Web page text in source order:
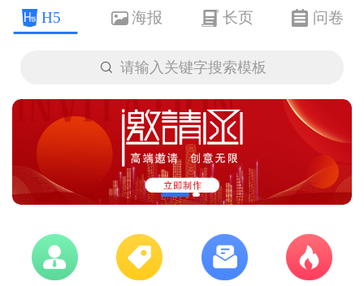
H5 海报 长页 问卷
 请输入关键字搜索模板